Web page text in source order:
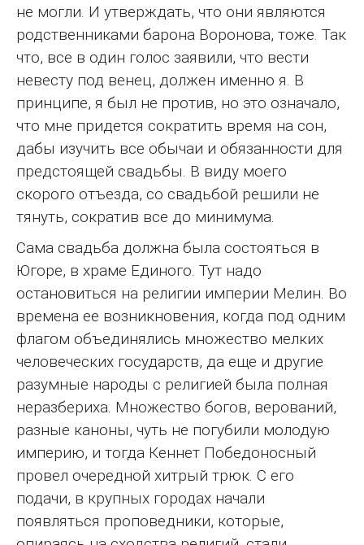
не могли. И утверждать, что они являются
родственниками барона Воронова, тоже. Так
что, все в один голос заявили, что вести
невесту под венец, должен именно я. В
принципе, я был не против, но это означало,
что мне придется сократить время на сон,
дабы изучить все обычаи и обязанности для
предстоящей свадьбы. В виду моего
скорого отъезда, со свадьбой решили не
тянуть, сократив все до минимума.
Сама свадьба должна была состояться в
Югоре, в храме Единого. Тут надо
остановиться на религии империи Мелин. Во
времена ее возникновения, когда под одним
флагом объединялись множество мелких
человеческих государств, да еще и другие
разумные народы с религией была полная
неразбериха. Множество богов, верований,
разные каноны, чуть не погубили молодую
империю, и тогда Кеннет Победоносный
провел очередной хитрый трюк. С его
подачи, в крупных городах начали
появляться проповедники, которые,